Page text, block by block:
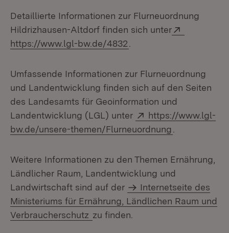
Detaillierte Informationen zur Flurneuordnung
Hildrizhausen-Altdorf finden sich unter
https://www.lgl-bw.de/4832
Umfassende Informationen zur Flurneuordnung
und Landentwicklung finden sich auf den Seiten
des Landesamts für Geoinformation und
Landentwicklung (LGL) unter
Extern:
https://www.lgl-
bw.de/unsere-themen/Flurneuordnung
Weitere Informationen zu den Themen Ernährung,
Ländlicher Raum, Landentwicklung und
Landwirtschaft sind auf der
Internetseite des
Ministeriums für Ernährung, Ländlichen Raum und
Verbraucherschutz zu finden.